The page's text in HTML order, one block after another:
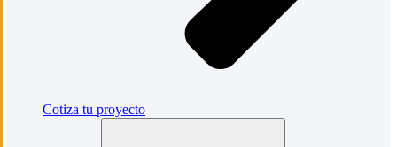
Cotiza tu proyecto